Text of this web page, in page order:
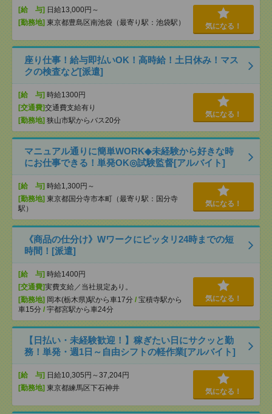
[給 与] 日給13,000円～
[勤務地] 東京都豊島区南池袋（最寄り駅：池袋駅） 気になる！
座り仕事！給与即払いOK！高時給！土日休み！マス
クの検査など[派遣]
[給 与] 時給1300円
[交通費]交通費支給有り
[勤務地] 狭山市駅からバス20分
気になる！
マニュアル通りに簡単WORK◆未経験から好きな時
にお仕事できる！単発OK◎試験監督[アルバイト]
[給 与] 時給1,300円～
[勤務地] 東京都国分寺市本町（最寄り駅：国分寺
駅）
気になる！
《商品の仕分け》Wワークにピッタリ24時までの短
時間！[派遣]
[給 与] 時給1400円
[交通費]実費支給／当社規定あり。
[勤務地] 岡本(栃木県)駅から車17分 / 宝積寺駅から
車15分 / 宇都宮駅から車24分
気になる！
【日払い・未経験歓迎！】稼ぎたい日にサクッと勤
務！単発・週1日～自由シフトの軽作業[アルバイト]
[給 与] 日給10,305円～37,204円
[勤務地] 東京都練馬区下石神井 気になる！